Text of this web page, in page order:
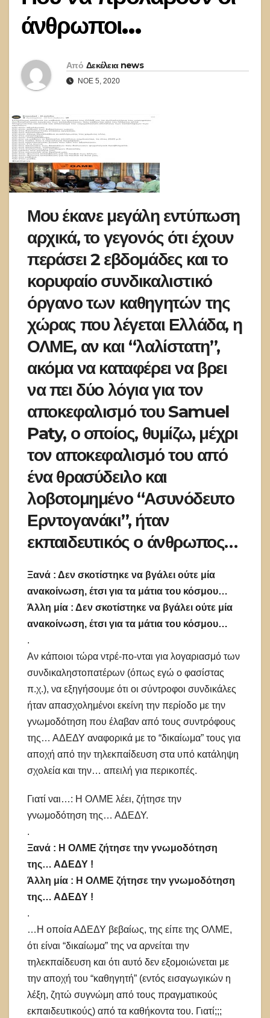
άνθρωποι…
Από Δεκέλεια news
ΝΟΈ 5, 2020
Μου έκανε μεγάλη εντύπωση
αρχικά, το γεγονός ότι έχουν
περάσει 2 εβδομάδες και το
κορυφαίο συνδικαλιστικό
όργανο των καθηγητών της
χώρας που λέγεται Ελλάδα, η
ΟΛΜΕ, αν και “λαλίστατη”,
ακόμα να καταφέρει να βρει
να πει δύο λόγια για τον
αποκεφαλισμό του Samuel
Paty, ο οποίος, θυμίζω, μέχρι
τον αποκεφαλισμό του από
ένα θρασύδειλο και
λοβοτομημένο “Ασυνόδευτο
Ερντογανάκι”, ήταν
εκπαιδευτικός ο άνθρωπος…
Ξανά : Δεν σκοτίστηκε να βγάλει ούτε μία
ανακοίνωση, έτσι για τα μάτια του κόσμου…
Άλλη μία : Δεν σκοτίστηκε να βγάλει ούτε μία
ανακοίνωση, έτσι για τα μάτια του κόσμου…
.
Αν κάποιοι τώρα ντρέ-πο-νται για λογαριασμό των
συνδικαληστοπατέρων (όπως εγώ ο φασίστας
π.χ.), να εξηγήσουμε ότι οι σύντροφοι συνδικάλες
ήταν απασχολημένοι εκείνη την περίοδο με την
γνωμοδότηση που έλαβαν από τους συντρόφους
της… ΑΔΕΔΥ αναφορικά με το “δικαίωμα” τους για
αποχή από την τηλεκπαίδευση στα υπό κατάληψη
σχολεία και την… απειλή για περικοπές.
Γιατί ναι…: Η ΟΛΜΕ λέει, ζήτησε την
γνωμοδότηση της… ΑΔΕΔΥ.
.
Ξανά : Η ΟΛΜΕ ζήτησε την γνωμοδότηση
της… ΑΔΕΔΥ !
Άλλη μία : Η ΟΛΜΕ ζήτησε την γνωμοδότηση
της… ΑΔΕΔΥ !
.
…Η οποία ΑΔΕΔΥ βεβαίως, της είπε της ΟΛΜΕ,
ότι είναι “δικαίωμα” της να αρνείται την
τηλεκπαίδευση και ότι αυτό δεν εξομοιώνεται με
την αποχή του “καθηγητή” (εντός εισαγωγικών η
λέξη, ζητώ συγνώμη από τους πραγματικούς
εκπαιδευτικούς) από τα καθήκοντα του. Γιατί;;;